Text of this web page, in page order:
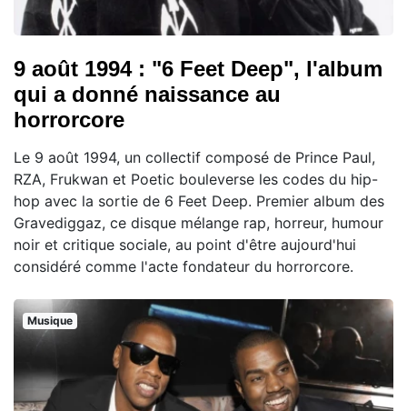
9 août 1994 : "6 Feet Deep", l'album
qui a donné naissance au
horrorcore
Le 9 août 1994, un collectif composé de Prince Paul,
RZA, Frukwan et Poetic bouleverse les codes du hip-
hop avec la sortie de 6 Feet Deep. Premier album des
Gravediggaz, ce disque mélange rap, horreur, humour
noir et critique sociale, au point d'être aujourd'hui
considéré comme l'acte fondateur du horrorcore.
Musique